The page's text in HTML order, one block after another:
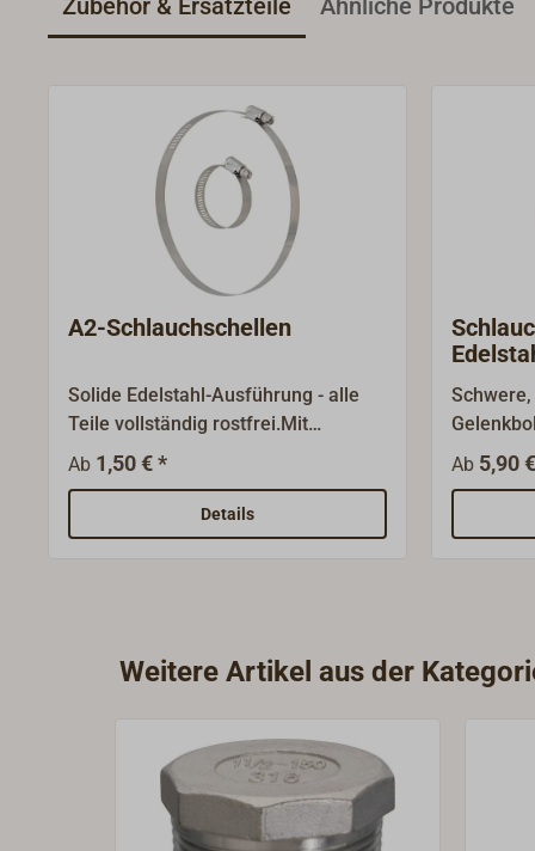
Zubehör & Ersatzteile Ähnliche Produkte
A2-Schlauchschellen
Solide Edelstahl-Ausführung - alle
Teile vollständig rostfrei.Mit
Sechskantschraube für hohes
Anzugsdrehmoment; große
Zerreißfestigkeit und Elastizität.
Ab 1,50 € *
Details
A2-
Breite
Ab 5,90
Weitere Artikel aus der